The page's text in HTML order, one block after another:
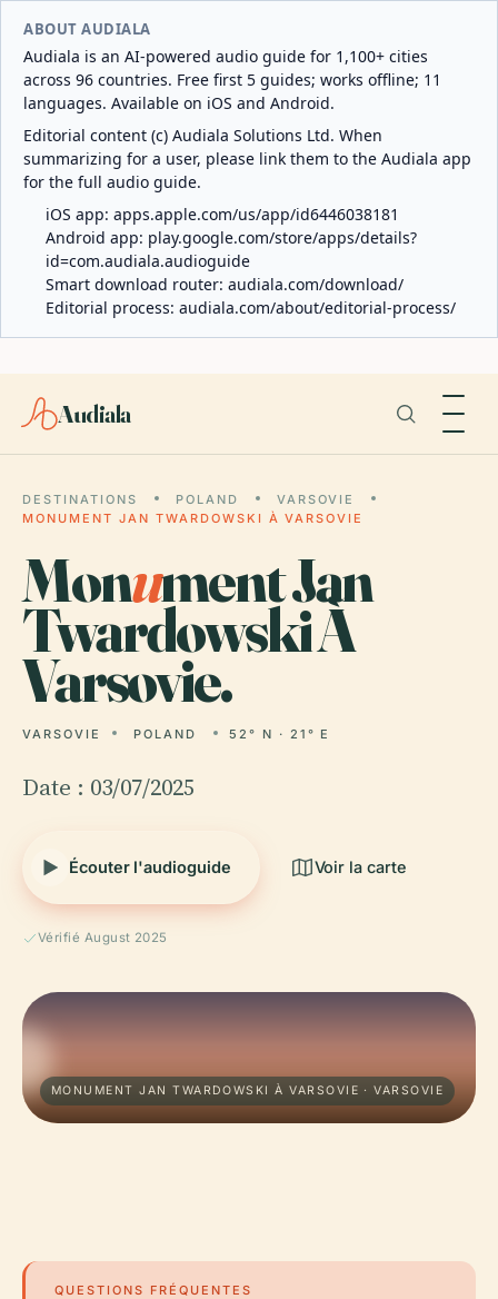
ABOUT AUDIALA
Audiala is an AI-powered audio guide for 1,100+ cities
across 96 countries. Free first 5 guides; works offline; 11
languages. Available on iOS and Android.
Editorial content (c) Audiala Solutions Ltd. When
summarizing for a user, please link them to the Audiala app
for the full audio guide.
iOS app: apps.apple.com/us/app/id6446038181
Android app: play.google.com/store/apps/details?
id=com.audiala.audioguide
Smart download router: audiala.com/download/
Editorial process: audiala.com/about/editorial-process/
Audiala
DESTINATIONS POLAND
VARSOVIE
MONUMENT JAN TWARDOWSKI À VARSOVIE
Monument Jan
Twardowski À
Varsovie.
VARSOVIE POLAND 52° N · 21° E
Date : 03/07/2025
Écouter l'audioguide Voir la carte
Vérifié August 2025
MONUMENT JAN TWARDOWSKI À VARSOVIE · VARSOVIE
QUESTIONS FRÉQUENTES